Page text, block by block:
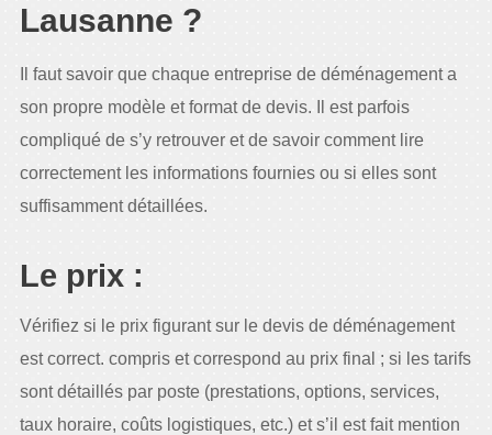
Lausanne ?
Il faut savoir que chaque entreprise de déménagement a
son propre modèle et format de devis. Il est parfois
compliqué de s’y retrouver et de savoir comment lire
correctement les informations fournies ou si elles sont
suffisamment détaillées.
Le prix :
Vérifiez si le prix figurant sur le devis de déménagement
est correct. compris et correspond au prix final ; si les tarifs
sont détaillés par poste (prestations, options, services,
taux horaire, coûts logistiques, etc.) et s’il est fait mention